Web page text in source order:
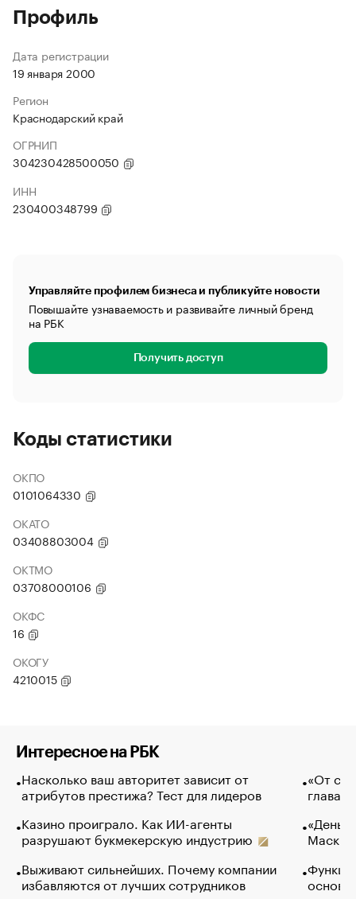
Профиль
Дата регистрации
19 января 2000
Регион
Краснодарский край
ОГРНИП
304230428500050
ИНН
230400348799
Управляйте профилем бизнеса и публикуйте новости
Повышайте узнаваемость и развивайте личный бренд
на РБК
Получить доступ
Коды статистики
ОКПО
0101064330
ОКАТО
03408803004
ОКТМО
03708000106
ОКФС
16
ОКОГУ
4210015
Интересное на РБК
Насколько ваш авторитет зависит от
атрибутов престижа? Тест для лидеров
Казино проиграло. Как ИИ-агенты
разрушают букмекерскую индустрию
Выживают сильнейших. Почему компании
избавляются от лучших сотрудников
«От
глава
Маск в
основ